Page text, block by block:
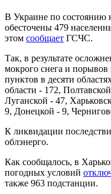
В Украине по состоянию
обесточены 479
этом сообщает ГСЧС.
Так, в результате
мокрого снега и порывов
пунктов в десяти
области - 172,
Луганской - 47,
9, Донецкой - 9,
К ликвидации
облэнерго.
Как сообщалось, в
погодных условий
также 963 подстанции.